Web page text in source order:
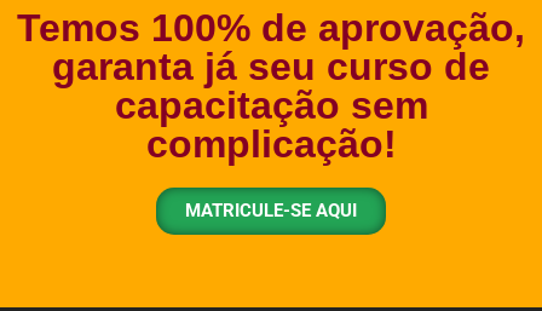
Temos 100% de aprovação,
garanta já seu curso de
capacitação sem
complicação!
MATRICULE-SE AQUI